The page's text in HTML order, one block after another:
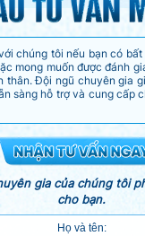
chúng tôi nếu bạn có
mong muốn được đánh
thân. Đội ngũ chuyên gia
sàng hỗ trợ và cung cấp
gia của chúng tôi
cho bạn.